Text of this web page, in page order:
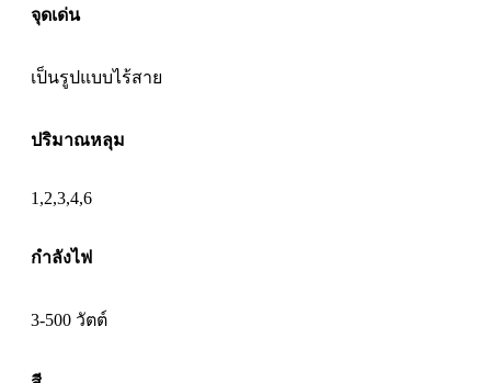
จุดเด่น
เป็นรูปแบบไร้สาย
ปริมาณหลุม
1,2,3,4,6
กำลังไฟ
3-500 วัตต์